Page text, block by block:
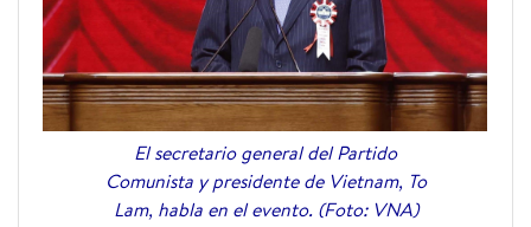
El secretario general del Partido
Comunista y presidente de Vietnam, To
Lam, habla en el evento. (Foto: VNA)